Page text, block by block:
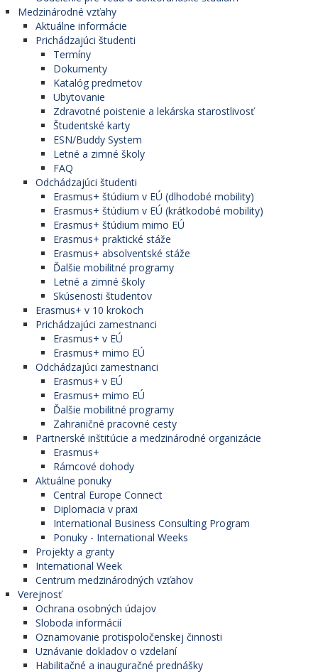
Medzinárodné vzťahy
Aktuálne informácie
Prichádzajúci študenti
Termíny
Dokumenty
Katalóg predmetov
Ubytovanie
Zdravotné poistenie a lekárska starostlivosť
Študentské karty
ESN/Buddy System
Letné a zimné školy
FAQ
Odchádzajúci študenti
Erasmus+ štúdium v EÚ (dlhodobé mobility)
Erasmus+ štúdium v EÚ (krátkodobé mobility)
Erasmus+ štúdium mimo EÚ
Erasmus+ praktické stáže
Erasmus+ absolventské stáže
Ďalšie mobilitné programy
Letné a zimné školy
Skúsenosti študentov
Erasmus+ v 10 krokoch
Prichádzajúci zamestnanci
Erasmus+ v EÚ
Erasmus+ mimo EÚ
Odchádzajúci zamestnanci
Erasmus+ v EÚ
Erasmus+ mimo EÚ
Ďalšie mobilitné programy
Zahraničné pracovné cesty
Partnerské inštitúcie a medzinárodné organizácie
Erasmus+
Rámcové dohody
Aktuálne ponuky
Central Europe Connect
Diplomacia v praxi
International Business Consulting Program
Ponuky - International Weeks
Projekty a granty
International Week
Centrum medzinárodných vzťahov
Verejnosť
Ochrana osobných údajov
Sloboda informácií
Oznamovanie protispoločenskej činnosti
Uznávanie dokladov o vzdelaní
Habilitačné a inauguračné prednášky